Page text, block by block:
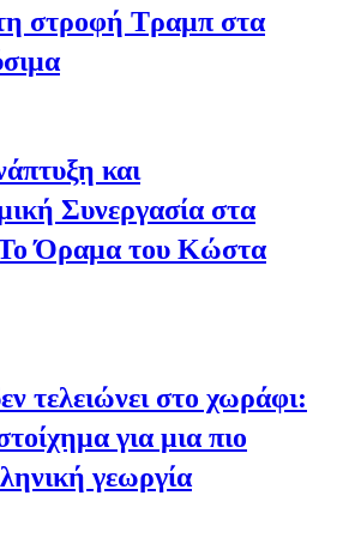
στροφή Τραμπ στα
και
Συνεργασία στα
Όραμα του Κώστα
τελειώνει στο χωράφι:
για μια πιο
γεωργία